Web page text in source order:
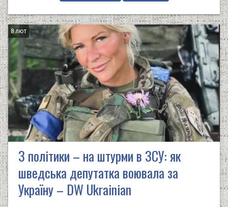
8 лют
З політики – на штурми в ЗСУ: як
шведська депутатка воювала за
Україну – DW Ukrainian